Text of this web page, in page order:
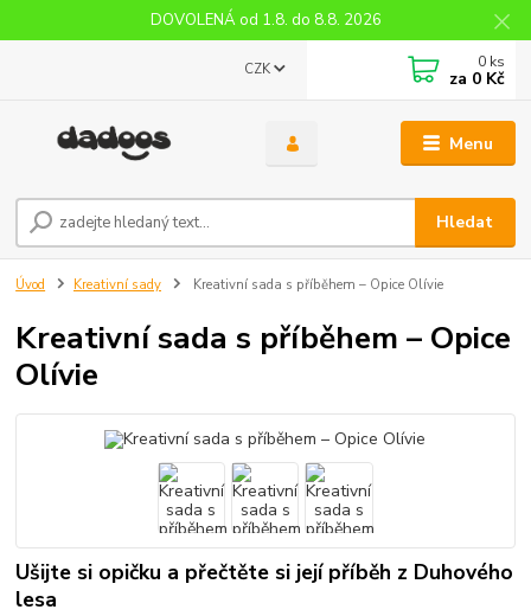
DOVOLENÁ od 1.8. do 8.8. 2026
Menu
CZK
Hledat
0 ks
za 0 Kč
Úvod Kreativní sady Kreativní sada s příběhem – Opice Olívie
Kreativní sada s příběhem – Opice
Olívie
Ušijte si opičku a přečtěte si její příběh z Duhového
lesa